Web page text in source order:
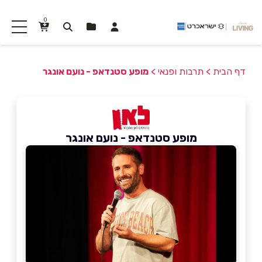
0
דף הבית > תרבות ופנאי > מופע סטנדאפ - נועם אונגר
מופע סטנדאפ - נועם אונגר